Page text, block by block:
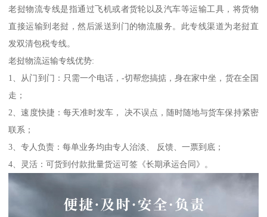
老挝物流专线是指通过飞机或者货轮以及汽车等运输工具，将货物
直接运输到老挝，然后派送到门的物流服务。此专线渠道为老挝直
发双清包税专线。
老挝物流运输专线优势:
1、从门到门：只需一个电话，-切帮您搞掂，身在家中坐，货在全国
走；
2、速度快捷：每天准时发车， 决不误点，随时随地与货车保持紧密
联系；
3、专人负责：每单业务均由专人治淡、 反馈、一票到底；
4、灵活：可货到付款批量货运可签《长期承运合同》。